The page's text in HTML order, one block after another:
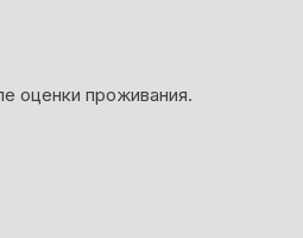
оценки проживания.